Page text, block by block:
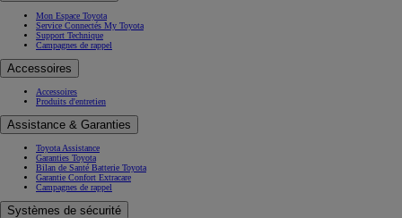
Mon Espace Toyota
Service Connectés My Toyota
Support Technique
Campagnes de rappel
Accessoires
Accessoires
Produits d'entretien
Assistance & Garanties
Toyota Assistance
Garanties Toyota
Bilan de Santé Batterie Toyota
Garantie Confort Extracare
Campagnes de rappel
Systèmes de sécurité